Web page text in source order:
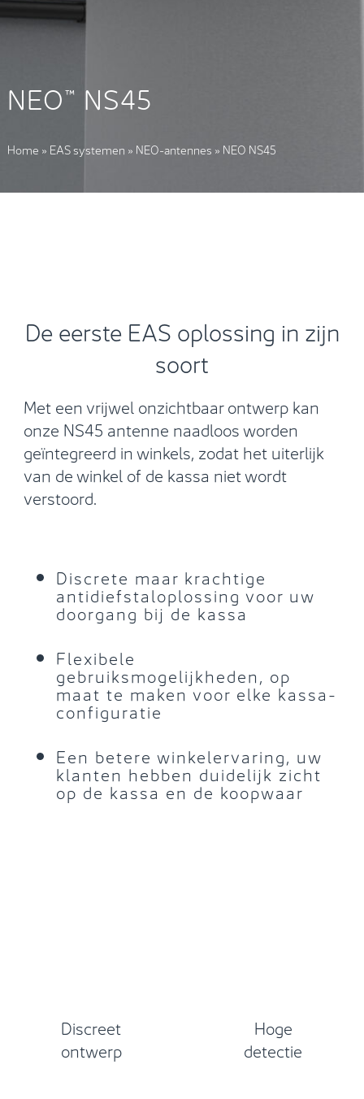
NEO™ NS45
Home » EAS systemen » NEO-antennes » NEO NS45
De eerste EAS oplossing in zijn
soort
Met een vrijwel onzichtbaar ontwerp kan
onze NS45 antenne naadloos worden
geïntegreerd in winkels, zodat het uiterlijk
van de winkel of de kassa niet wordt
verstoord.
Discrete maar krachtige
antidiefstaloplossing voor uw
doorgang bij de kassa
Flexibele
gebruiksmogelijkheden, op
maat te maken voor elke kassa-
configuratie
Een betere winkelervaring, uw
klanten hebben duidelijk zicht
op de kassa en de koopwaar
Discreet
ontwerp
Hoge
detectie